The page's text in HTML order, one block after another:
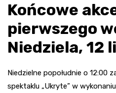
Końcowe
pierwszego
Niedziela, 12
Niedzielne popołudnie o 12:00
spektaklu „Ukryte” w